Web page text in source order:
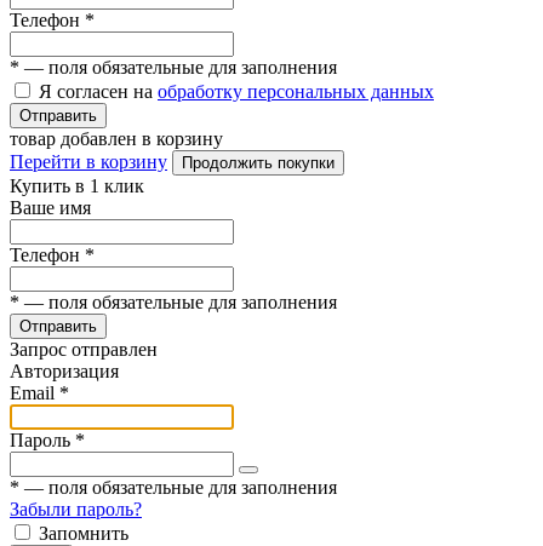
Телефон *
* — поля обязательные для заполнения
Я согласен на обработку персональных данных
Отправить
товар добавлен в корзину
Перейти в корзину
Продолжить покупки
Купить в 1 клик
Ваше имя
Телефон *
* — поля обязательные для заполнения
Отправить
Запрос отправлен
Авторизация
Email *
Пароль *
* — поля обязательные для заполнения
Забыли пароль?
Запомнить